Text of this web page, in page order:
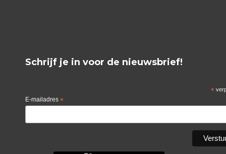
Schrijf je in voor de nieuwsbrief!
*
E-mailadres *